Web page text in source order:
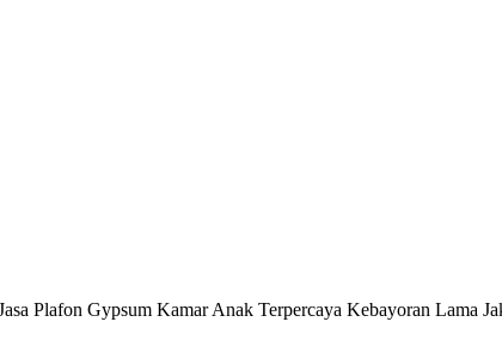
Plafon Gypsum Kamar Anak Terpercaya Kebayoran Lama